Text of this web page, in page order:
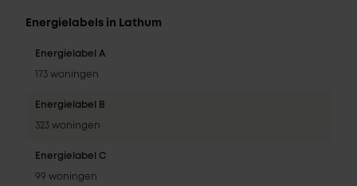
Energielabels in Lathum
Energielabel A
173 woningen
Energielabel B
323 woningen
Energielabel C
99 woningen